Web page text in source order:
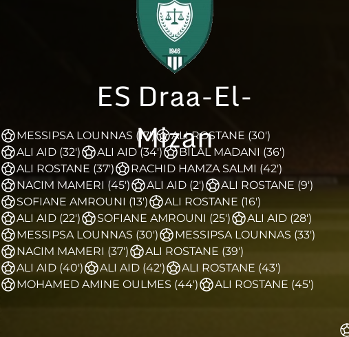
ES Draa-El-
Mizan
MESSIPSA LOUNNAS (17')
ALI ROSTANE (30')
ALI AID (32')
ALI AID (34')
BILAL MADANI (36')
ALI ROSTANE (37')
RACHID HAMZA SALMI (42')
NACIM MAMERI (45')
ALI AID (2')
ALI ROSTANE (9')
SOFIANE AMROUNI (13')
ALI ROSTANE (16')
ALI AID (22')
SOFIANE AMROUNI (25')
ALI AID (28')
MESSIPSA LOUNNAS (30')
MESSIPSA LOUNNAS (33')
NACIM MAMERI (37')
ALI ROSTANE (39')
ALI AID (40')
ALI AID (42')
ALI ROSTANE (43')
MOHAMED AMINE OULMES (44')
ALI ROSTANE (45')